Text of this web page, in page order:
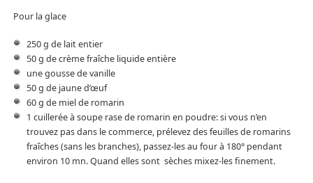
Pour la glace
250 g de lait entier
50 g de crème fraîche liquide entière
une gousse de vanille
50 g de jaune d’œuf
60 g de miel de romarin
1 cuillerée à soupe rase de romarin en poudre: si vous n’en
trouvez pas dans le commerce, prélevez des feuilles de romarins
fraîches (sans les branches), passez-les au four à 180° pendant
environ 10 mn. Quand elles sont sèches mixez-les finement.